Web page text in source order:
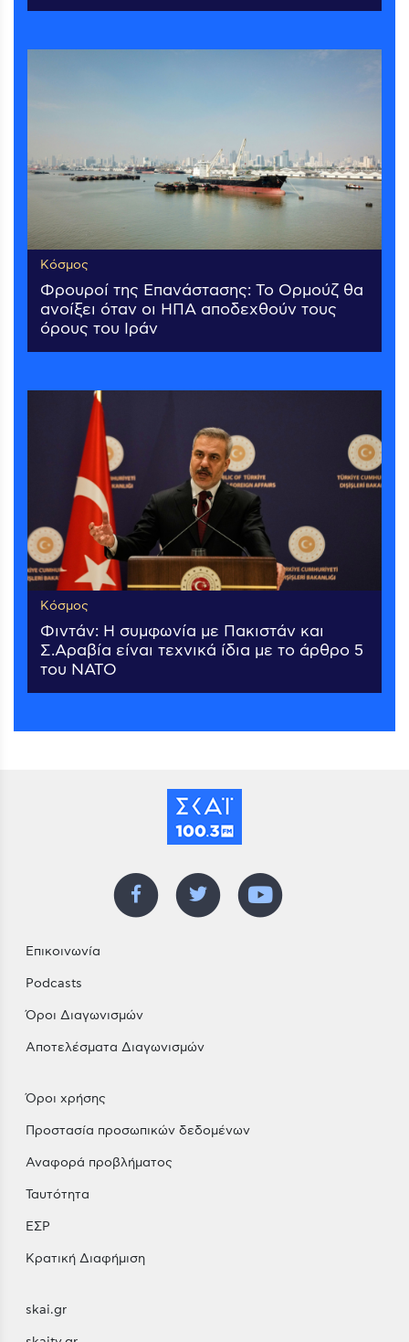
Κόσμος
Φρουροί της Επανάστασης: Το Ορμούζ θα
ανοίξει όταν οι ΗΠΑ αποδεχθούν τους
όρους του Ιράν
Κόσμος
Φιντάν: Η συμφωνία με Πακιστάν και
Σ.Αραβία είναι τεχνικά ίδια με το άρθρο 5
του ΝΑΤΟ
Επικοινωνία
Podcasts
Όροι Διαγωνισμών
Αποτελέσματα Διαγωνισμών
Όροι χρήσης
Προστασία προσωπικών δεδομένων
Αναφορά προβλήματος
Ταυτότητα
ΕΣΡ
Κρατική Διαφήμιση
skai.gr